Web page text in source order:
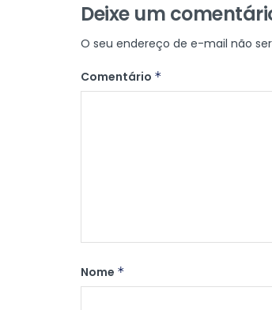
Deixe um
O seu endereço de e-mail não
Comentário *
Nome *